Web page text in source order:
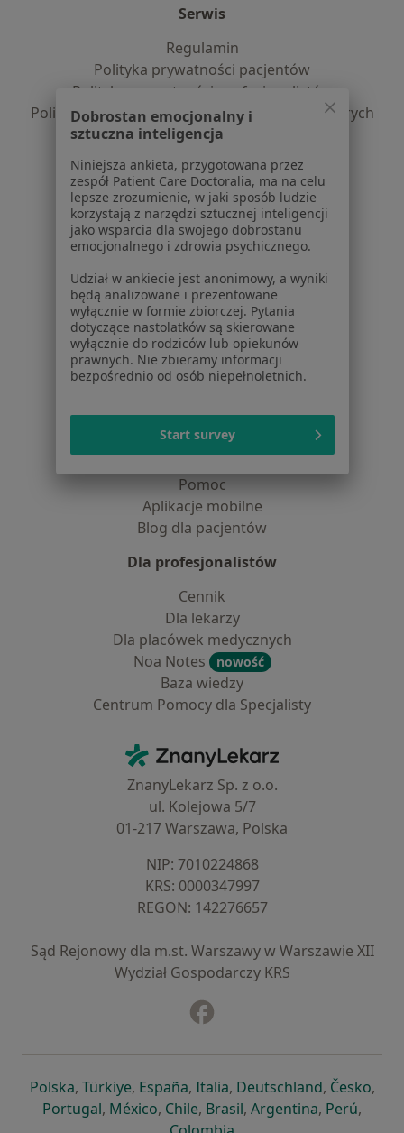
Serwis
Regulamin
Polityka prywatności pacjentów
Polityka prywatności profesjonalistów
Polityka prywatności dla profesjonalistów, których
dane pozyskaliśmy samodzielnie
Polityka cookies
Jak działają wyniki wyszukiwania
Dostępność
O nas
Praca
Rekrutujemy!
Centrum prasowe
Kontakt
Dla pacjentów
Lekarze
Pytania i odpowiedzi
Usługi i zabiegi
Pomoc
Aplikacje mobilne
Blog dla pacjentów
Dla profesjonalistów
Cennik
Dla lekarzy
Dla placówek medycznych
Noa Notes
nowość
Baza wiedzy
Centrum Pomocy dla Specjalisty
ZnanyLekarz - Strona główna
ZnanyLekarz Sp. z o.o.
ul. Kolejowa 5/7
01-217 Warszawa, Polska
NIP: ⁠7010224868
KRS: ⁠0000347997
REGON: ⁠142276657
Sąd Rejonowy dla m.st. Warszawy w Warszawie XII
Wydział Gospodarczy KRS
Polskaotwiera się w nowej karcie
, Türkiyeotwiera się w nowej karcie
, Españaotwiera się w nowej karcie
, Italiaotwiera się w nowej
, Deutschlandotwiera się
, Česko,
Portugalotwiera się w nowej karcie
, Méxicootwiera się w nowej karcie
, Chileotwiera się w nowej karcie
, Brasilotwiera się w nowej
, Argentinaotwiera się
, Perú,
Dobrostan emocjonalny i
sztuczna inteligencja
Niniejsza ankieta, przygotowana przez
zespół Patient Care Doctoralia, ma na celu
lepsze zrozumienie, w jaki sposób ludzie
korzystają z narzędzi sztucznej inteligencji
jako wsparcia dla swojego dobrostanu
emocjonalnego i zdrowia psychicznego.
Udział w ankiecie jest anonimowy, a wyniki
będą analizowane i prezentowane
wyłącznie w formie zbiorczej. Pytania
dotyczące nastolatków są skierowane
wyłącznie do rodziców lub opiekunów
prawnych. Nie zbieramy informacji
bezpośrednio od osób niepełnoletnich.
Start survey